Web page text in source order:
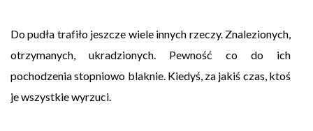
Do pudła trafiło jeszcze wiele innych rzeczy. Znalezionych,
otrzymanych, ukradzionych. Pewność co do ich
pochodzenia stopniowo blaknie. Kiedyś, za jakiś czas, ktoś
je wszystkie wyrzuci.